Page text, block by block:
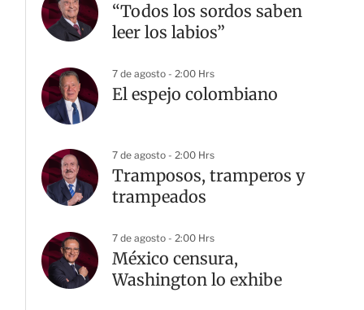
“Todos los sordos saben
leer los labios”
7 de agosto - 2:00 Hrs
El espejo colombiano
7 de agosto - 2:00 Hrs
Tramposos, tramperos y
trampeados
7 de agosto - 2:00 Hrs
México censura,
Washington lo exhibe